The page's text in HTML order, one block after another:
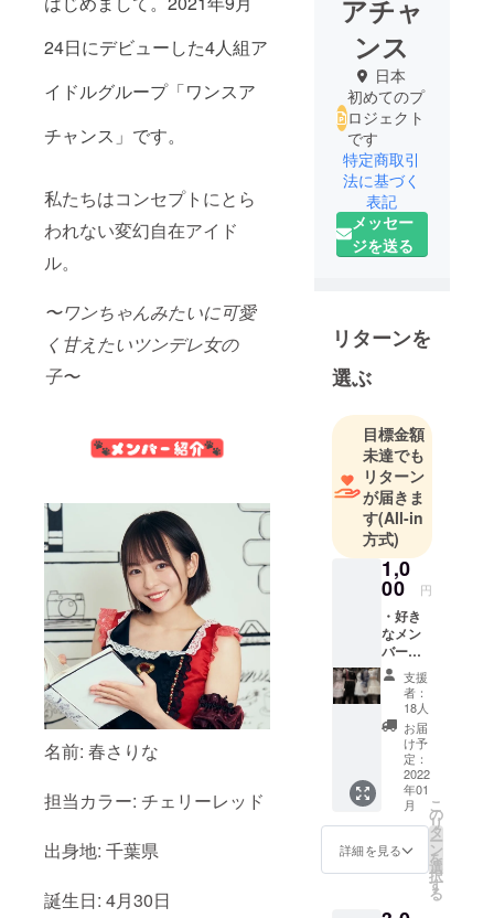
24日にデビューした4人組ア
イドルグループ「ワンスア
チャンス」です。
私たちはコンセプトにとら
われない変幻自在アイド
ル。
〜ワンちゃんみたいに可愛
く甘えたいツンデレ女の
子〜
名前: 春さりな
担当カラー: チェリーレッド
出身地: 千葉県
誕生日: 4月30日
アチャ
ンス
日本
初めてのプ
ロジェクト
です
特定商取引
法に基づく
表記
メッセー
ジを送る
リターンを
選ぶ
目標金額
未達でも
リターン
が届きま
す(All-in
方式)
1,0
00 円
・好き
なメン
バーか
らお礼
メッ
セージ
DM ・
落書き
自撮り
※Twitter
のDMに
お送り
するた
め、備
考欄に
支援
者：
18人
お届
け予
定：
2022
年01
月
詳細を見る
こ
の
リ
タ
ー
ン
を
選
択
す
る